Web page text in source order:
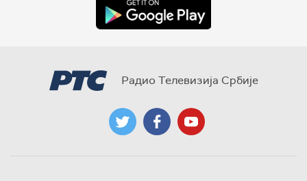
Радио Телевизија Србије